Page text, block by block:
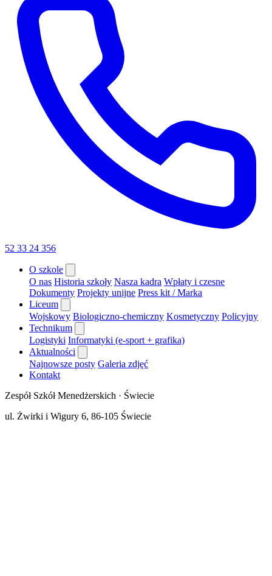
52 33 24 356
O szkole
O nas Historia szkoły Nasza kadra Wpłaty i czesne
Dokumenty Projekty unijne Press kit / Marka
Liceum
Wojskowy Biologiczno-chemiczny Kosmetyczny Policyjny
Technikum
Logistyki Informatyki (e-sport + grafika)
Aktualności
Najnowsze posty Galeria zdjęć
Kontakt
Zespół Szkół Menedżerskich · Świecie
ul. Żwirki i Wigury 6, 86-105 Świecie